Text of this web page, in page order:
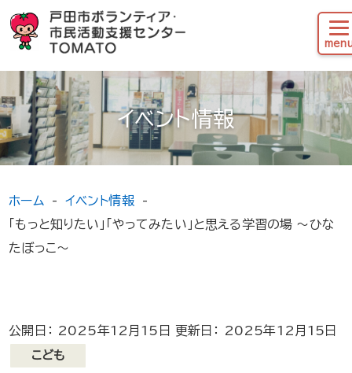
イベント情報
ホーム
イベント情報
「もっと知りたい」「やってみたい」と思える学習の場 ～ひな
たぼっこ～
公開日： 2025年12月15日 更新日： 2025年12月15日
こども